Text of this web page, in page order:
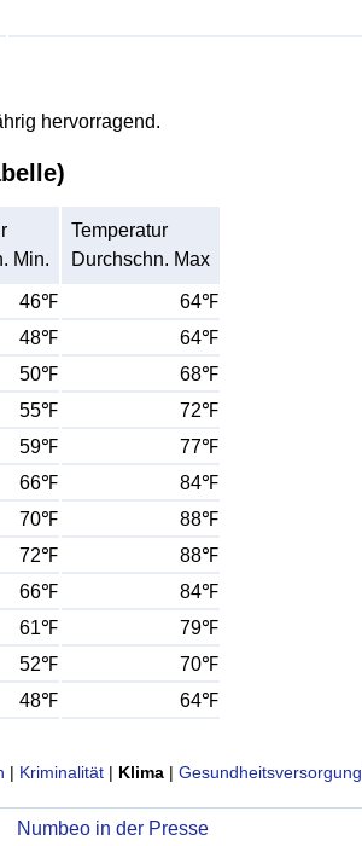
hervorragend.
Min.
Temperatur
Durchschn. Max
46℉
64℉
48℉
64℉
50℉
68℉
55℉
72℉
59℉
77℉
66℉
84℉
70℉
88℉
72℉
88℉
66℉
84℉
61℉
79℉
52℉
70℉
48℉ 64℉
| Kriminalität | Klima | Gesundheitsversorgung
Numbeo in der Presse